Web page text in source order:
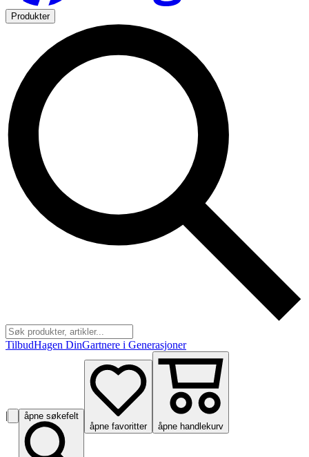
Produkter
TilbudHagen DinGartnere i Generasjoner
|
åpne søkefelt
åpne favoritter
åpne handlekurv